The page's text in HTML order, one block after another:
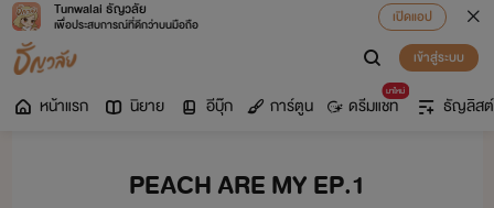
Tunwalai ธัญวลัย
เพื่อประสบการณ์ที่ดีกว่าบนมือถือ
เปิดแอป
เข้าสู่ระบบ
หน้าแรก นิยาย อีบุ๊ก การ์ตูน
มาใหม่
ดรีมแชท ธัญลิสต์
PEACH ARE MY EP.1